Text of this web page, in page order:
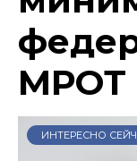
МРОТ
ИНТЕРЕСНО